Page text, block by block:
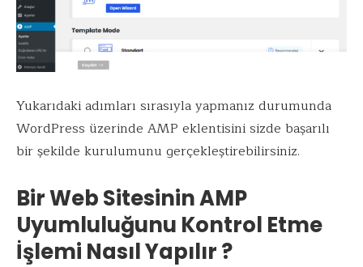
Yukarıdaki adımları sırasıyla yapmanız durumunda
WordPress üzerinde AMP eklentisini sizde başarılı
bir şekilde kurulumunu gerçekleştirebilirsiniz.
Bir Web Sitesinin AMP
Uyumluluğunu Kontrol Etme
İşlemi Nasıl Yapılır ?